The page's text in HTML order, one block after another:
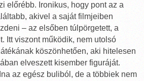
előrébb. Ironikus, hogy pont az a
akivel a saját filmjeiben
– az elsőben túlpörgetett, a
Itt viszont működik, nem utolsó
köszönhetően, aki hitelesen
elveszett kisember figuráját.
az egész buliból, de a többiek nem